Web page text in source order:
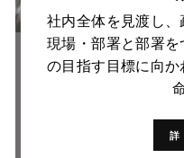
社内全体を見渡し
現場・部署と部署
の目指す目標に向
詳